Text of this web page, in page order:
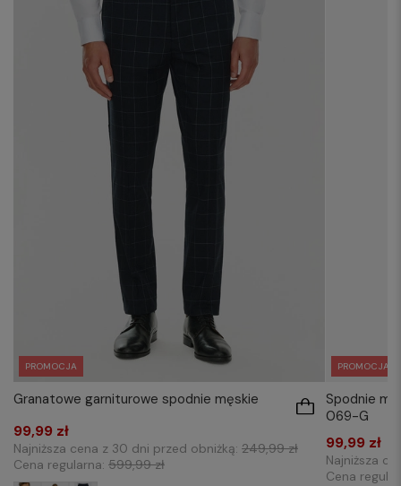
PROMOCJA
Granatowe garniturowe spodnie męskie
99,99 zł
Najniższa cena z 30 dni przed obniżką: 249,99 zł
Cena regularna: 599,99 zł
PROMOCJA
Spodnie
069-G
99,99 zł
Najniższa
Cena